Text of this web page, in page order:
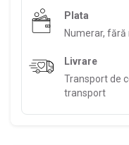
Plata
Numerar,
Livrare
Transport de
transport